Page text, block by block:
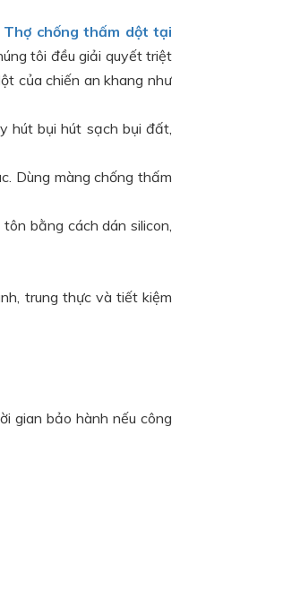
Thợ chống thấm dột tại
tôi đều giải quyết triệt
của chiến an khang như
hút bụi hút sạch bụi đất,
Dùng màng chống thấm
bằng cách dán silicon,
trung thực và tiết kiệm
gian bảo hành nếu công